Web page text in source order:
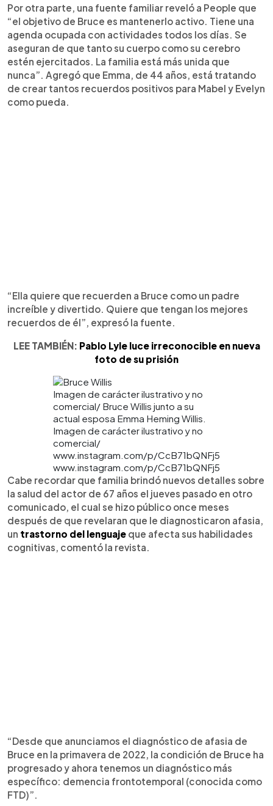
Por otra parte, una fuente familiar reveló a People que
“el objetivo de Bruce es mantenerlo activo. Tiene una
agenda ocupada con actividades todos los días. Se
aseguran de que tanto su cuerpo como su cerebro
estén ejercitados. La familia está más unida que
nunca”. Agregó que Emma, de 44 años, está tratando
de crear tantos recuerdos positivos para Mabel y Evelyn
como pueda.
“Ella quiere que recuerden a Bruce como un padre
increíble y divertido. Quiere que tengan los mejores
recuerdos de él”, expresó la fuente.
LEE TAMBIÉN: Pablo Lyle luce irreconocible en nueva
foto de su prisión
Imagen de carácter ilustrativo y no
comercial/ Bruce Willis junto a su
actual esposa Emma Heming Willis.
Imagen de carácter ilustrativo y no
comercial/
www.instagram.com/p/CcB71bQNFj5
www.instagram.com/p/CcB71bQNFj5
Cabe recordar que familia brindó nuevos detalles sobre
la salud del actor de 67 años el jueves pasado en otro
comunicado, el cual se hizo público once meses
después de que revelaran que le diagnosticaron afasia,
un trastorno del lenguaje que afecta sus habilidades
cognitivas, comentó la revista.
“Desde que anunciamos el diagnóstico de afasia de
Bruce en la primavera de 2022, la condición de Bruce ha
progresado y ahora tenemos un diagnóstico más
específico: demencia frontotemporal (conocida como
FTD)”.